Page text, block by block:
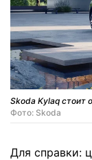
Skoda Kylaq стоит
Фото: Skoda
Для справки: